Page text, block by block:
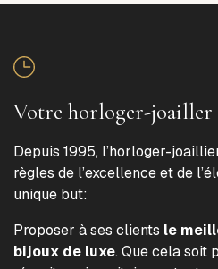
Votre horloger-joailler
Depuis 1995, l’horloger-
règles de l’excellence et de
unique but:
Proposer à ses clients le
bijoux de luxe. Que cela soit